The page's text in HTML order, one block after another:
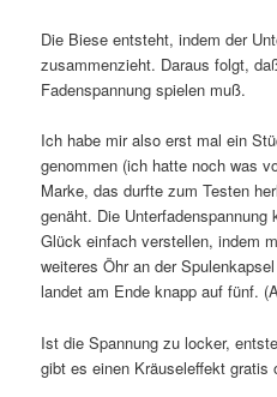
Die Biese entsteht, indem der
zusammenzieht. Daraus folgt,
Fadenspannung spielen muß.
Ich habe mir also erst mal ein
genommen (ich hatte noch was
Marke, das durfte zum Testen
genäht. Die
Glück einfach verstellen, indem
weiteres Öhr an der
landet am Ende knapp auf fünf.
Ist die Spannung zu locker,
gibt es einen Kräuseleffekt gratis